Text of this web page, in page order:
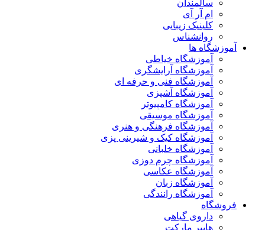
سالمندان
ام آر آی
کلینیک زیبایی
روانشناس
آموزشگاه ها
آموزشگاه خیاطی
آموزشگاه آرایشگری
آموزشگاه فنی و حرفه ای
آموزشگاه آشپزی
آموزشگاه کامپیوتر
آموزشگاه موسیقی
آموزشگاه فرهنگی و هنری
آموزشگاه کیک و شیرینی پزی
آموزشگاه خلبانی
آموزشگاه چرم دوزی
آموزشگاه عکاسی
آموزشگاه زبان
آموزشگاه رانندگی
فروشگاه
داروی گیاهی
هایپر مارکت